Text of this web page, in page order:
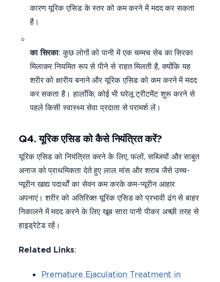
कारण यूरिक एसिड के स्तर को कम करने में मदद कर सकता
है।
का सिरका: कुछ लोगों को पानी में एक चम्मच सेब का सिरका
मिलाकर नियमित रूप से पीने से राहत मिलती है, क्योंकि यह
शरीर को क्षारीय बनाने और यूरिक एसिड को कम करने में मदद
कर सकता है। हालाँकि, कोई भी घरेलू ट्रीटमेंट शुरू करने से
पहले किसी स्वास्थ्य सेवा प्रदाता से परामर्श लें।
Q4. यूरिक एसिड को कैसे नियंत्रित करें?
यूरिक एसिड को नियंत्रित करने के लिए, फलों, सब्जियों और साबुत
अनाज को प्राथमिकता देते हुए लाल मांस और शराब जैसे उच्च-
प्यूरीन खाद्य पदार्थों का सेवन कम करके कम-प्यूरीन आहार
अपनाएं। शरीर को अतिरिक्त यूरिक एसिड को प्रभावी ढंग से बाहर
निकालने में मदद करने के लिए खूब सारा पानी पीकर अच्छी तरह से
हाइड्रेटेड रहें।
Related Links:
Premature Ejaculation Treatment in